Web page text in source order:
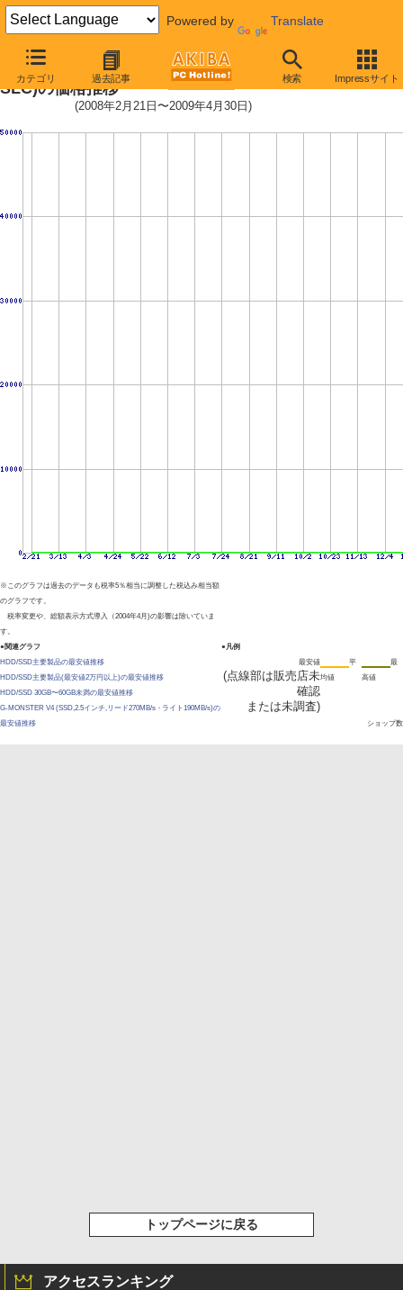
Powered by Translate
カテゴリ 過去記事 検索 Impressサイト
GM-25S32GSSDV4 (32GB,64MB,
SLC)の価格推移
(2008年2月21日〜2009年4月30日)
※このグラフは過去のデータも税率5％相当に調整した税込み相当額
のグラフです。
税率変更や、総額表示方式導入（2004年4月)の影響は除いていま
す。
●関連グラフ
HDD/SSD主要製品の最安値推移
HDD/SSD主要製品(最安値2万円以上)の最安値推移
HDD/SSD 30GB〜60GB未満の最安値推移
G-MONSTER V4 (SSD,2.5インチ,リード270MB/s・ライト190MB/s)の
最安値推移
●凡例
最安値
(点線部は販売店未
確認
または未調査)
平
均値
最
高値
ショップ数
トップページに戻る
アクセスランキング